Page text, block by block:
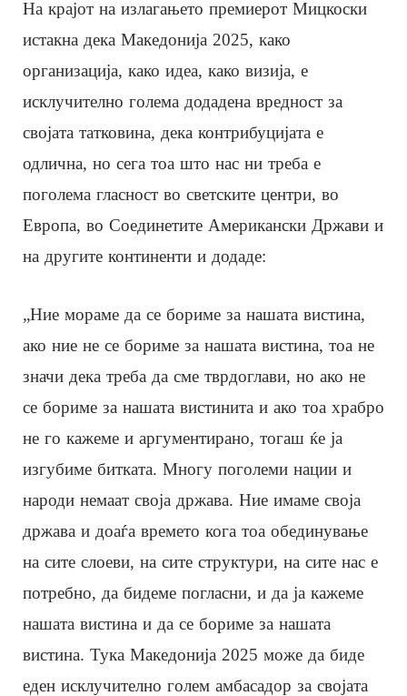
На крајот на излагањето премиерот Мицкоски
истакна дека Македонија 2025, како
организација, како идеа, како визија, е
исклучително голема додадена вредност за
својата татковина, дека контрибуцијата е
одлична, но сега тоа што нас ни треба е
поголема гласност во светските центри, во
Европа, во Соединетите Американски Држави и
на другите континенти и додаде:
„Ние мораме да се бориме за нашата вистина,
ако ние не се бориме за нашата вистина, тоа не
значи дека треба да сме тврдоглави, но ако не
се бориме за нашата вистинита и ако тоа храбро
не го кажеме и аргументирано, тогаш ќе ја
изгубиме битката. Многу поголеми нации и
народи немаат своја држава. Ние имаме своја
држава и доаѓа времето кога тоа обединување
на сите слоеви, на сите структури, на сите нас е
потребно, да бидеме погласни, и да ја кажеме
нашата вистина и да се бориме за нашата
вистина. Тука Македонија 2025 може да биде
еден исклучително голем амбасадор за својата